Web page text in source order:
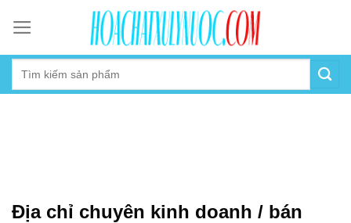
content
Địa chỉ chuyên kinh doanh / bán